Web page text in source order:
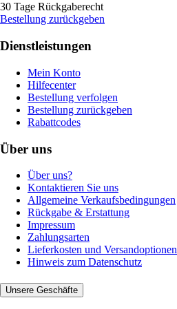
30 Tage Rückgaberecht
Bestellung zurückgeben
Dienstleistungen
Mein Konto
Hilfecenter
Bestellung verfolgen
Bestellung zurückgeben
Rabattcodes
Über uns
Über uns?
Kontaktieren Sie uns
Allgemeine Verkaufsbedingungen
Rückgabe & Erstattung
Impressum
Zahlungsarten
Lieferkosten und Versandoptionen
Hinweis zum Datenschutz
Unsere Geschäfte